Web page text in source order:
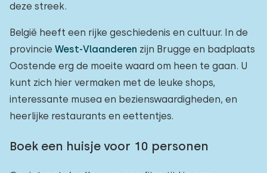
deze streek.
België heeft een rijke geschiedenis en cultuur. In de
provincie West-Vlaanderen zijn Brugge en badplaats
Oostende erg de moeite waard om heen te gaan. U
kunt zich hier vermaken met de leuke shops,
interessante musea en bezienswaardigheden, en
heerlijke restaurants en eettentjes.
Boek een huisje voor 10 personen